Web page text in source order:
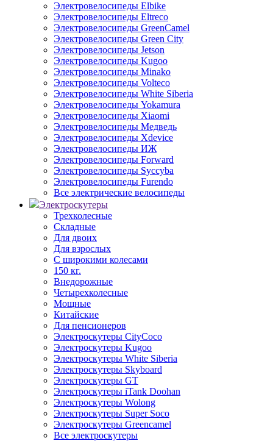
Электровелосипеды Elbike
Электровелосипеды Eltreco
Электровелосипеды GreenCamel
Электровелосипеды Green City
Электровелосипеды Jetson
Электровелосипеды Kugoo
Электровелосипеды Minako
Электровелосипеды Volteco
Электровелосипеды White Siberia
Электровелосипеды Yokamura
Электровелосипеды Xiaomi
Электровелосипеды Медведь
Электровелосипеды Xdevice
Электровелосипеды ИЖ
Электровелосипеды Forward
Электровелосипеды Syccyba
Электровелосипеды Furendo
Все электрические велосипеды
Электроскутеры
Трехколесные
Складные
Для двоих
Для взрослых
С широкими колесами
150 кг.
Внедорожные
Четырехколесные
Мощные
Китайские
Для пенсионеров
Электроскутеры CityCoco
Электроскутеры Kugoo
Электроскутеры White Siberia
Электроскутеры Skyboard
Электроскутеры GT
Электроскутеры iTank Doohan
Электроскутеры Wolong
Электроскутеры Super Soco
Электроскутеры Greencamel
Все электроскутеры